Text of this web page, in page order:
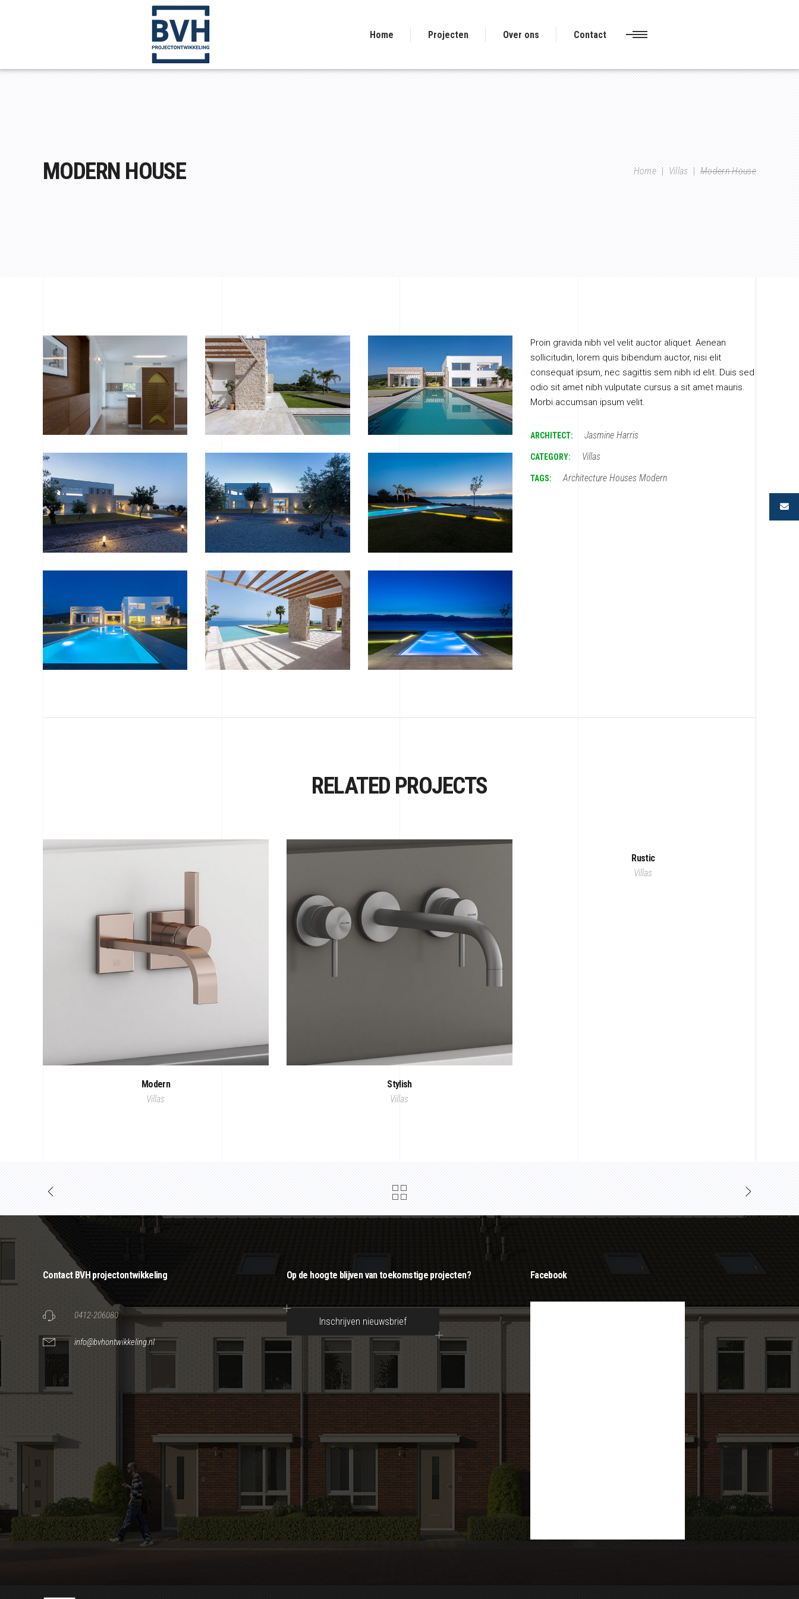
Home Projecten Over ons Contact
MODERN HOUSE Home | Villas |Modern House
Proin gravida nibh vel velit auctor aliquet. Aenean
sollicitudin, lorem quis bibendum auctor, nisi elit
consequat ipsum, nec sagittis sem nibh id elit. Duis sed
odio sit amet nibh vulputate cursus a sit amet mauris.
Morbi accumsan ipsum velit.
ARCHITECT: Jasmine Harris
CATEGORY: Villas
TAGS: Architecture Houses Modern
RELATED PROJECTS
Modern
Villas
Stylish
Villas
Rustic
Villas
Contact BVH projectontwikkeling
0412-206080
info@bvhontwikkeling.nl
Op de hoogte blijven van toekomstige projecten?
Inschrijven nieuwsbrief
Facebook